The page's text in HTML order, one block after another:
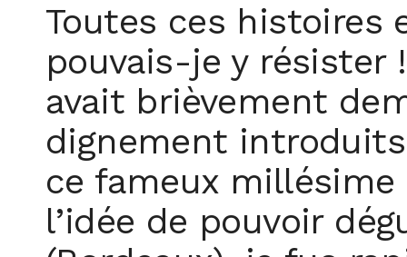
Toutes ces histoires
pouvais-je y résister
avait brièvement
dignement
ce fameux millésime
l’idée de pouvoir